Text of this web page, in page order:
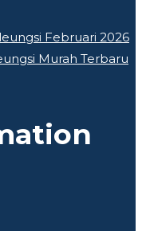
Februari 2026
Murah Terbaru